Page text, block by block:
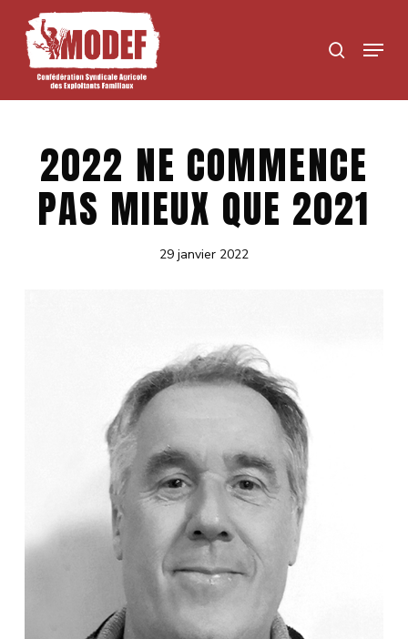
content
search
Menu
2022 NE COMMENCE
PAS MIEUX QUE 2021
29 janvier 2022